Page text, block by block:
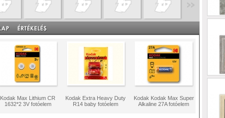
Kodak Max Lithium CR
1632*2 3V fotóelem
Kodak Extra Heavy Duty
R14 baby fotóelem
Kodak Kodak Max Super
Alkaline 27A fotóelem